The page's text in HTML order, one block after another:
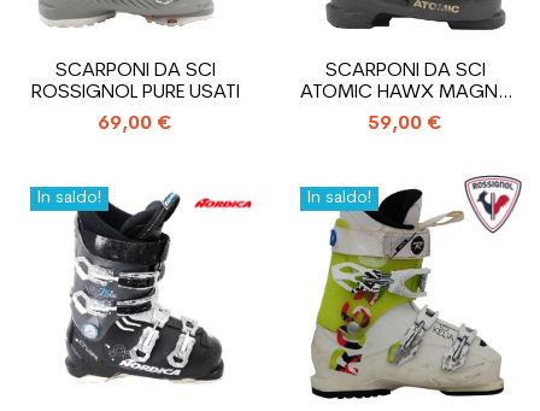
SCARPONI DA SCI
ROSSIGNOL PURE USATI
69,00 €
SCARPONI DA SCI
ATOMIC HAWX MAGNA
R75 USATI
59,00 €
In saldo! In saldo!